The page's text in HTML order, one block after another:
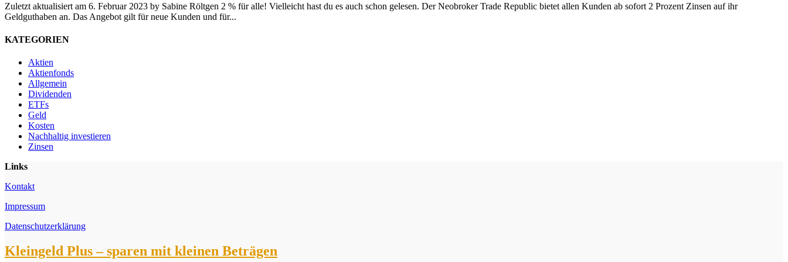
Zuletzt aktualisiert am 6. Februar 2023 by Sabine Röltgen 2 % für alle! Vielleicht hast du es auch schon gelesen. Der Neobroker Trade Republic bietet allen Kunden ab sofort 2 Prozent Zinsen auf ihr
Geldguthaben an. Das Angebot gilt für neue Kunden und für...
KATEGORIEN
Aktien
Aktienfonds
Allgemein
Dividenden
ETFs
Geld
Kosten
Nachhaltig investieren
Zinsen
Links
Kontakt
Impressum
Datenschutzerklärung
Kleingeld Plus – sparen mit kleinen Beträgen